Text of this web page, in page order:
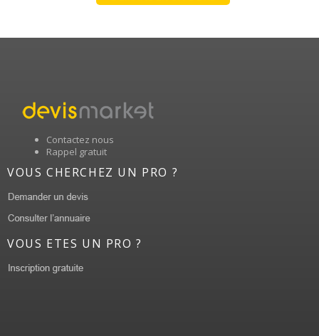
Contactez nous
Rappel gratuit
VOUS CHERCHEZ UN PRO ?
VOUS ETES UN PRO ?